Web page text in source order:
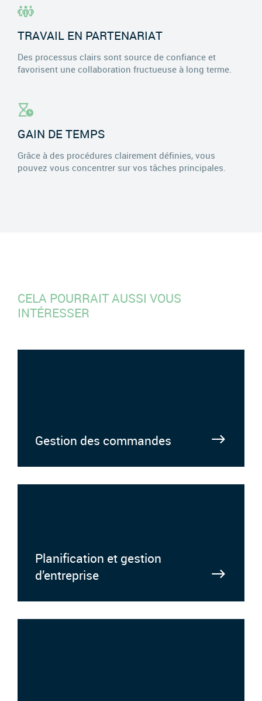
TRAVAIL EN PARTENARIAT
Des processus clairs sont source de confiance et
favorisent une collaboration fructueuse à long terme.
GAIN DE TEMPS
Grâce à des procédures clairement définies, vous
pouvez vous concentrer sur vos tâches principales.
CELA POURRAIT AUSSI VOUS
INTÉRESSER
Gestion des commandes
Planification et gestion
d’entreprise